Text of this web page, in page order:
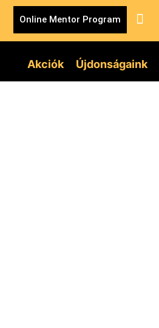
Online Mentor Program
Akciók Újdonságaink